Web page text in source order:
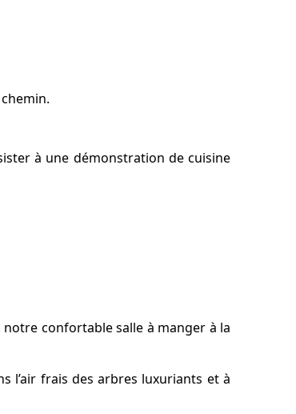
à une démonstration de cuisine
notre confortable salle à manger à la
l’air frais des arbres luxuriants et à